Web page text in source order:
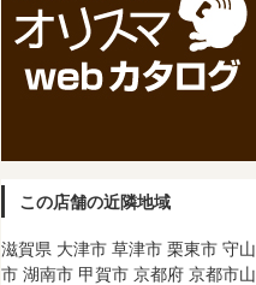
この店舗の近隣地域
滋賀県 大津市 草津市 栗東市 守山
市 湖南市 甲賀市 京都府 京都市山